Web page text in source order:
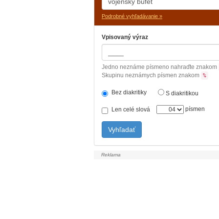
Podrobné vyhľadávanie »
Vpisovaný výraz
Jedno neznáme písmeno nahraďte znakom
Skupinu neznámych písmen znakom %
Bez diakritiky S diakritikou
Len celé slová písmen
Vyhľadať